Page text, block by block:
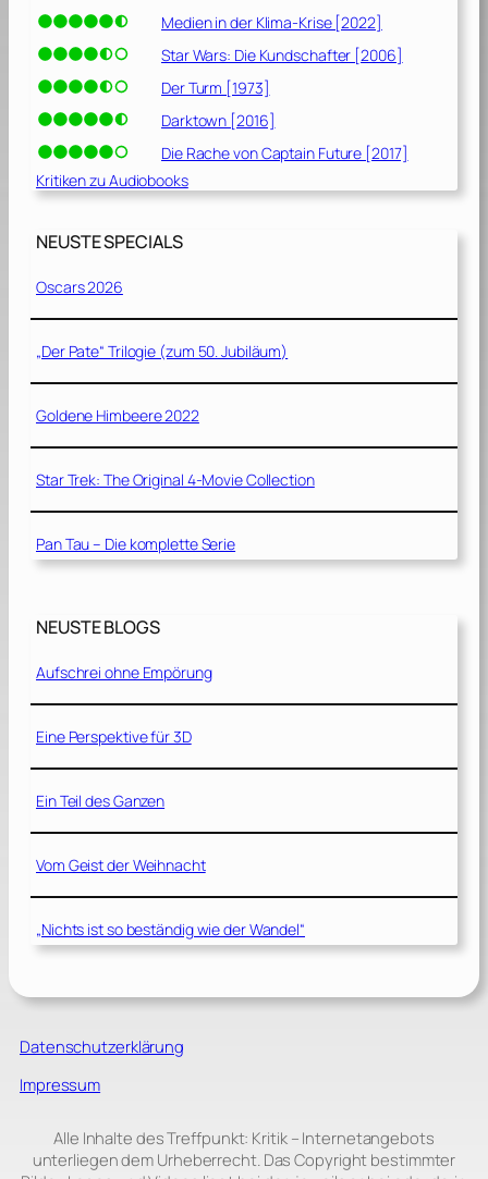
Medien in der Klima-Krise [2022]
Star Wars: Die Kundschafter [2006]
Der Turm [1973]
Darktown [2016]
Die Rache von Captain Future [2017]
Kritiken zu Audiobooks
NEUSTE SPECIALS
Oscars 2026
„Der Pate“ Trilogie (zum 50. Jubiläum)
Goldene Himbeere 2022
Star Trek: The Original 4-Movie Collection
Pan Tau – Die komplette Serie
NEUSTE BLOGS
Aufschrei ohne Empörung
Eine Perspektive für 3D
Ein Teil des Ganzen
Vom Geist der Weihnacht
„Nichts ist so beständig wie der Wandel“
Datenschutzerklärung
Impressum
Alle Inhalte des Treffpunkt: Kritik – Internetangebots
unterliegen dem Urheberrecht. Das Copyright bestimmter